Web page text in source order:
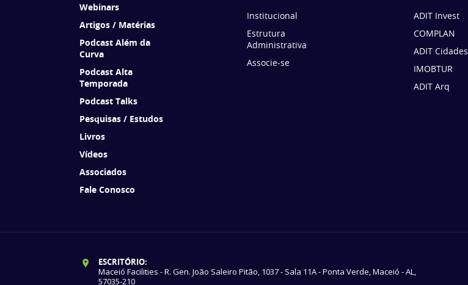
Webinars
Artigos / Matérias
Podcast Além da
Curva
Podcast Alta
Temporada
Podcast Talks
Pesquisas / Estudos
Livros
Vídeos
Associados
Fale Conosco
Institucional
Estrutura
Administrativa
Associe-se
ADIT Invest
COMPLAN
ADIT Cidades
IMOBTUR
ADIT Arq
ESCRITÓRIO:
Maceió Facilities - R. Gen. João Saleiro Pitão, 1037 - Sala 11A - Ponta Verde, Maceió - AL,
57035-210